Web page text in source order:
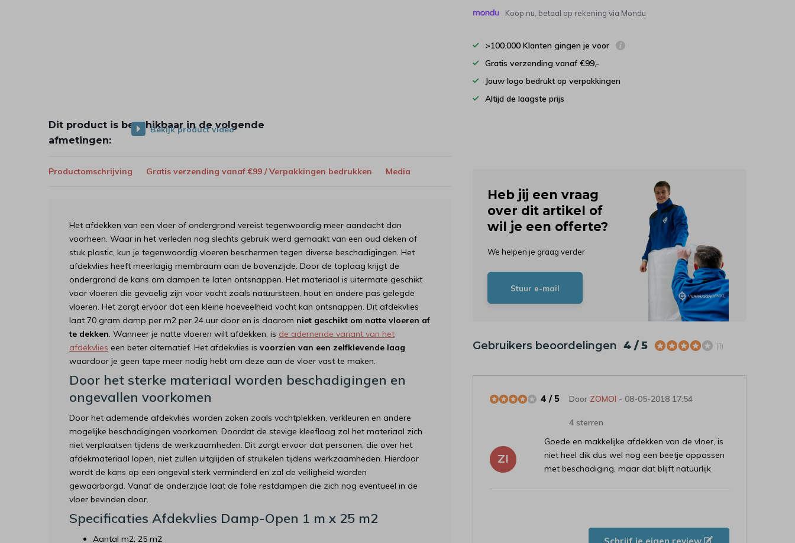
Koop nu, betaal op rekening via Mondu
>100.000 Klanten gingen je voor
Gratis verzending vanaf €99,-
Jouw logo bedrukt op verpakkingen
Altijd de laagste prijs
Dit product is beschikbaar in de volgende
afmetingen:
Bekijk product video
Productomschrijving Gratis verzending vanaf €99 / Verpakkingen bedrukken Media
Het afdekken van een vloer of ondergrond vereist tegenwoordig meer aandacht dan
voorheen. Waar in het verleden nog slechts gebruik werd gemaakt van een oud deken of
stuk plastic, kun je tegenwoordig vloeren beschermen tegen diverse beschadigingen. Het
afdekvlies heeft meerlagig membraam aan de bovenzijde. Door de toplaag krijgt de
ondergrond de kans om dampen te laten ontsnappen. Het materiaal is uitermate geschikt
voor vloeren die gevoelig zijn voor vocht zoals natuursteen, hout en andere pas gelegde
vloeren. Het zorgt ervoor dat een kleine hoeveelheid vocht kan ontsnappen. Dit afdekvlies
laat 70 gram damp per m2 per 24 uur door en is daarom niet geschikt om natte vloeren af
te dekken. Wanneer je natte vloeren wilt afdekken, is de ademende variant van het
afdekvlies een beter alternatief. Het afdekvlies is voorzien van een zelfklevende laag
waardoor je geen tape meer nodig hebt om deze aan de vloer vast te maken.
Door het sterke materiaal worden beschadigingen en
ongevallen voorkomen
Door het ademende afdekvlies worden zaken zoals vochtplekken, verkleuren en andere
mogelijke beschadigingen voorkomen. Doordat de stevige kleeflaag zal het materiaal zich
niet verplaatsen tijdens de werkzaamheden. Dit zorgt ervoor dat personen, die over het
afdekmateriaal lopen, niet zullen uitglijden of struikelen tijdens werkzaamheden. Hierdoor
wordt de kans op een ongeval sterk verminderd en zal de veiligheid worden
gewaarborgd. Vanaf de onderzijde laat de folie restdampen die zich nog eventueel in de
vloer bevinden door.
Specificaties Afdekvlies Damp-Open 1 m x 25 m2
Aantal m2: 25 m2
Heb jij een vraag
over dit artikel of
wil je een offerte?
We helpen je graag verder
Stuur e-mail
Gebruikers beoordelingen 4 / 5 (1)
ZI
Door ZOMOI - 08-05-2018 17:54
4 / 5
4 sterren
Goede en makkelijke afdekken van de vloer, is
niet heel dik dus wel nog een beetje oppassen
met beschadiging, maar dat blijft natuurlijk
Schrijf je eigen review